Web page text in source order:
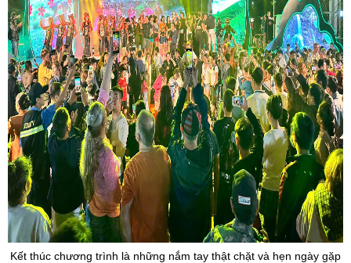
Kết thúc chương trình là những nắm tay thật chặt và hẹn ngày gặp